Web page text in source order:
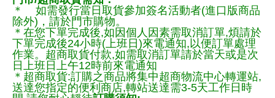
＊ 如需發行當日取貨參加簽名活動者(進口版商品
除外)，請於門市購物。
＊在您下單完成後,如因個人因素需取消訂單,煩請於
下單完成後24小時(上班日)來電通知,以便訂單處理
作業。超商取貨付款,如需取消訂單請於當天或是次
日上班日上午12時前來電通知
＊超商取貨:訂購之商品將集中超商物流中心轉運站,
送達您指定的便利商店,轉站送達需3-5天工作日時